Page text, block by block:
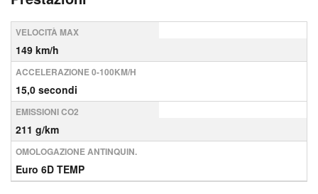
VELOCITÀ MAX
149 km/h
ACCELERAZIONE 0-100KM/H
15,0 secondi
EMISSIONI CO2
211 g/km
OMOLOGAZIONE ANTINQUIN.
Euro 6D TEMP